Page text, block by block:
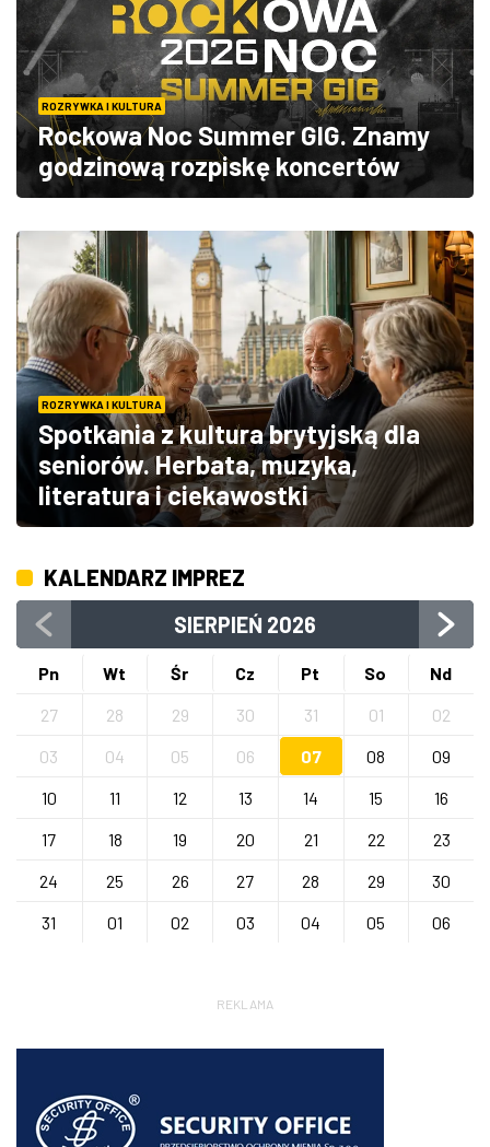
ROZRYWKA I KULTURA
Rockowa Noc Summer GIG. Znamy
godzinową rozpiskę koncertów
ROZRYWKA I KULTURA
Spotkania z kultura brytyjską dla
seniorów. Herbata, muzyka,
literatura i ciekawostki
KALENDARZ IMPREZ
SIERPIEŃ 2026
Pn Wt Śr Cz Pt So
Nd
27
28 29 30 31 01
02
03
04 05 06 07 08
09
10
11 12 13 14 15
16
17
18 19 20 21 22
23
24
25 26 27 28 29
30
31
01 02 03 04 05 06
REKLAMA